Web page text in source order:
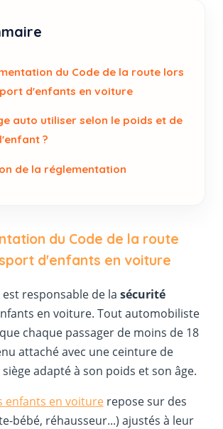
du Code de la route lors
d'enfants en voiture
auto utiliser selon le poids et de
?
de la réglementation
du Code de la route
d'enfants en voiture
responsable de la sécurité
en voiture. Tout automobiliste
chaque passager de moins de 18
attaché avec une ceinture de
adapté à son poids et son âge.
enfants en voiturerepose sur des
bébé, réhausseur...) ajustés à leur